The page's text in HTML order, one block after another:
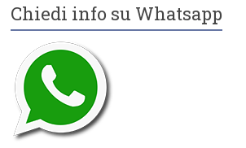
Chiedi info su Whatsapp